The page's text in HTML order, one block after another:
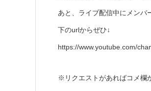
あと、ライブ配信中にメンバ
下のurlからぜひ↓
https://www.youtube.com/
※リクエストがあればコメ欄